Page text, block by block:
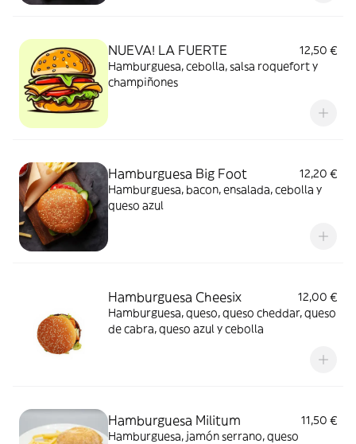
NUEVA! LA FUERTE
12,50 €
Hamburguesa, cebolla, salsa roquefort y
champiñones
Hamburguesa Big Foot
12,20 €
Hamburguesa, bacon, ensalada, cebolla y
queso azul
Hamburguesa Cheesix
12,00 €
Hamburguesa, queso, queso cheddar, queso
de cabra, queso azul y cebolla
Hamburguesa Militum
11,50 €
Hamburguesa, jamón serrano, queso